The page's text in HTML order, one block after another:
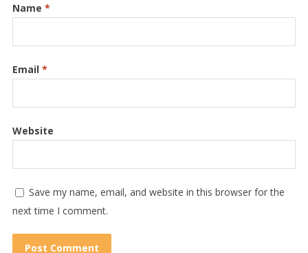
Name *
Email *
Website
Save my name, email, and website in this browser for the
next time I comment.